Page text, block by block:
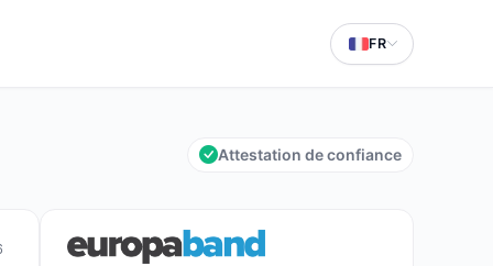
FR
Attestation de confiance